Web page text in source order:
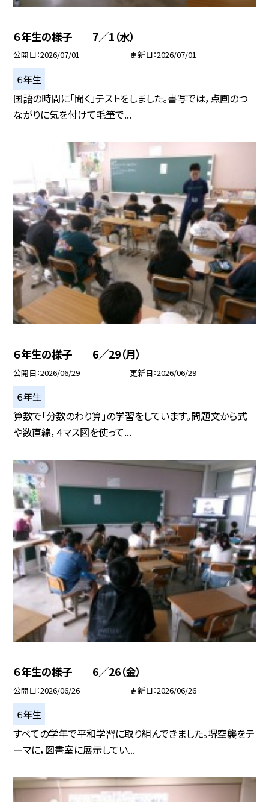
６年生の様子 7／1（水）
公開日 2026/07/01 更新日 2026/07/01
６年生
国語の時間に「聞く」テストをしました。書写では，点画のつ
ながりに気を付けて毛筆で...
６年生の様子 6／29（月）
公開日 2026/06/29 更新日 2026/06/29
６年生
算数で「分数のわり算」の学習をしています。問題文から式
や数直線，４マス図を使って...
６年生の様子 6／26（金）
公開日 2026/06/26 更新日 2026/06/26
６年生
すべての学年で平和学習に取り組んできました。堺空襲をテ
ーマに，図書室に展示してい...